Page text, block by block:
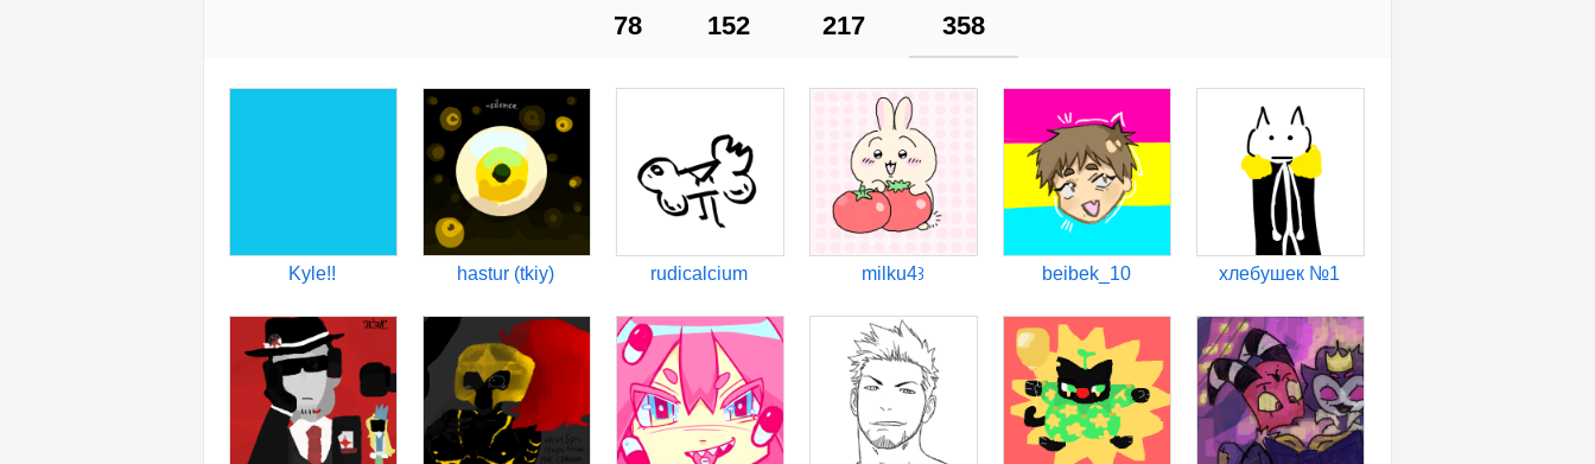
78 152 217 358
Kyle!! hastur (tkiy) rudicalcium milku4꒱ beibek_10 хлебушек №1